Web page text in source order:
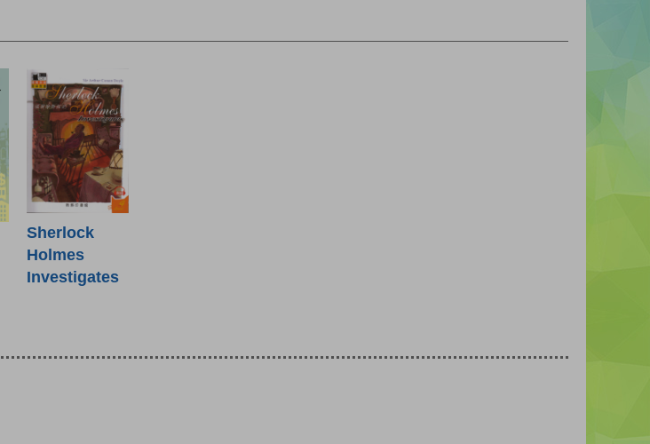
Sherlock
Holmes
Investigates